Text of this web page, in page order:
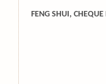
FENG SHUI,